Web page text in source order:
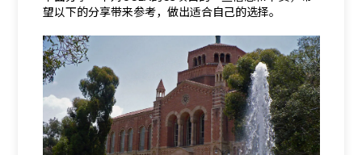
望以下的分享带来参考，做出适合自己的选择。